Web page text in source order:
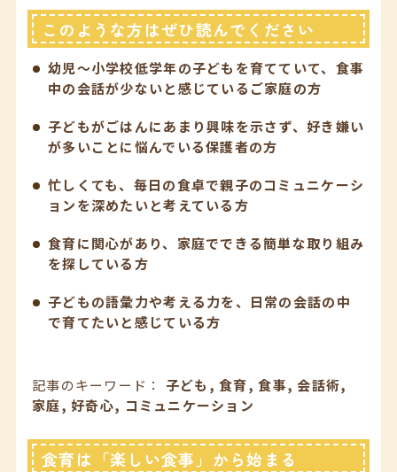
このような方はぜひ読んでください
幼児〜小学校低学年の子どもを育てていて、食事
中の会話が少ないと感じているご家庭の方
子どもがごはんにあまり興味を示さず、好き嫌い
が多いことに悩んでいる保護者の方
忙しくても、毎日の食卓で親子のコミュニケーシ
ョンを深めたいと考えている方
食育に関心があり、家庭でできる簡単な取り組み
を探している方
子どもの語彙力や考える力を、日常の会話の中
で育てたいと感じている方
記事のキーワード： 子ども, 食育, 食事, 会話術,
家庭, 好奇心, コミュニケーション
食育は「楽しい食事」から始まる